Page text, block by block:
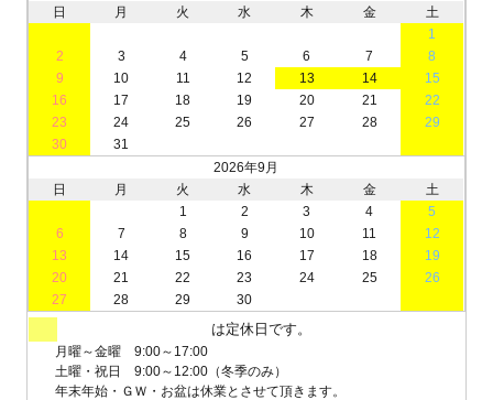
日
月 火 水 木 金
土
1
2
3 4 5 6 7
8
9
10 11 12 13 14
15
16
17 18 19 20 21
22
23
24 25 26 27 28
29
30
31
2026年9月
日
月 火 水 木 金
土
1
2 3 4
5
6
7 8 9 10 11
12
13
14 15 16 17 18
19
20
21 22 23 24 25
26
27
28 29 30
は定休日です。
月曜～金曜 9:00～17:00
土曜・祝日 9:00～12:00（冬季のみ）
年末年始・ＧＷ・お盆は休業とさせて頂きます。